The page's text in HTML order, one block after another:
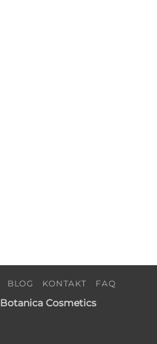
BLOG KONTAKT FAQ
Botanica Cosmetics